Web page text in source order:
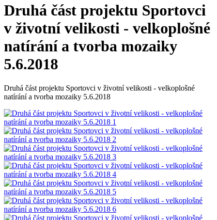
Druhá část projektu Sportovci
v životní velikosti - velkoplošné
natírání a tvorba mozaiky
5.6.2018
Druhá část projektu Sportovci v životní velikosti - velkoplošné
natírání a tvorba mozaiky 5.6.2018